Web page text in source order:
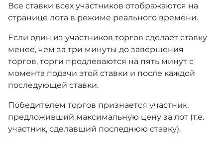
Все ставки всех участников отображаются на
странице лота в режиме реального времени.
Если один из участников торгов сделает ставку
менее, чем за три минуты до завершения
торгов, торги продлеваются на пять минут с
момента подачи этой ставки и после каждой
последующей ставки.
Победителем торгов признается участник,
предложивший максимальную цену за лот (т.е.
участник, сделавший последнюю ставку).